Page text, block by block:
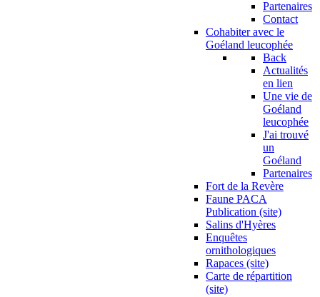
Partenaires
Contact
Cohabiter avec le
Goéland leucophée
Back
Actualités
en lien
Une vie de
Goéland
leucophée
J'ai trouvé
un
Goéland
Partenaires
Fort de la Revère
Faune PACA
Publication (site)
Salins d'Hyères
Enquêtes
ornithologiques
Rapaces (site)
Carte de répartition
(site)